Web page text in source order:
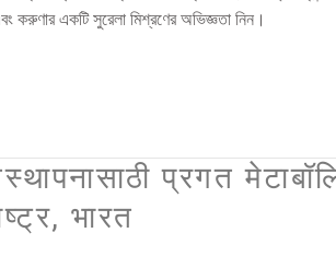
করুণার একটি সুরেলা মিশ্রণের অভিজ্ঞতা নিন।
प्रगत
भारत